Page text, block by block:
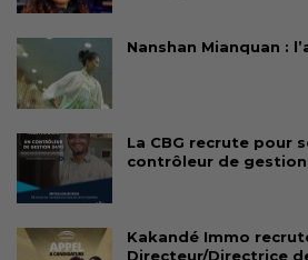
Nanshan Mianquan :
La CBG recrute pour
contrôleur de gestion
Kakandé Immo
Directeur/Directrice